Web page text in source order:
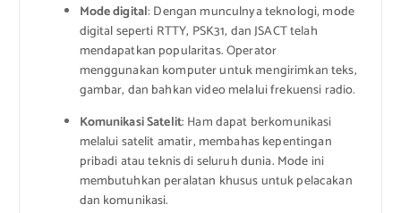
Mode digital: Dengan munculnya teknologi, mode
digital seperti RTTY, PSK31, dan JSACT telah
mendapatkan popularitas. Operator
menggunakan komputer untuk mengirimkan teks,
gambar, dan bahkan video melalui frekuensi radio.
Komunikasi Satelit: Ham dapat berkomunikasi
melalui satelit amatir, membahas kepentingan
pribadi atau teknis di seluruh dunia. Mode ini
membutuhkan peralatan khusus untuk pelacakan
dan komunikasi.